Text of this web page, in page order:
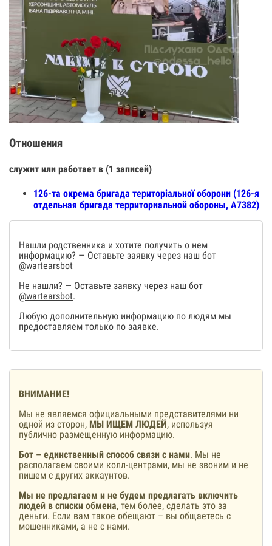
Отношения
служит или работает в (1 записей)
126-та окрема бригада територіальної оборони (126-я
отдельная бригада территориальной обороны, А7382)
Нашли родственника и хотите получить о нем
информацию? — Оставьте заявку через наш бот
@wartearsbot
Не нашли? — Оставьте заявку через наш бот
@wartearsbot.
Любую дополнительную информацию по людям мы
предоставляем только по заявке.
ВНИМАНИЕ!
Мы не являемся официальными представителями ни
одной из сторон, МЫ ИЩЕМ ЛЮДЕЙ, используя
публично размещенную информацию.
Бот – единственный способ связи с нами. Мы не
располагаем своими колл-центрами, мы не звоним и не
пишем с других аккаунтов.
Мы не предлагаем и не будем предлагать включить
людей в списки обмена, тем более, сделать это за
деньги. Если вам такое обещают – вы общаетесь с
мошенниками, а не с нами.